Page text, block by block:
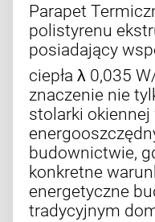
Parapet
polistyrenu
posiadający
ciepła λ 0,035
znaczenie nie
stolarki
budownictwie,
konkretne
energetyczne
tradycyjnym